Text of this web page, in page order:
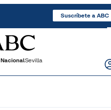
Suscríbete a ABC
NacionalSevilla